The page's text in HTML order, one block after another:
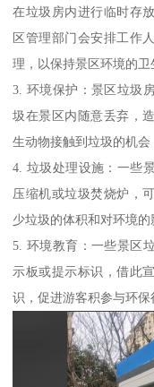
在垃圾房内进行临时存
区管理部门会安排工作
理，以保持景区环境的卫
3. 环境保护：景区垃圾
圾在景区内随意丢弃，
生动物接触到垃圾的机会
4. 垃圾处理设施：一些
压缩机或垃圾焚烧炉，
少垃圾的体积和对环境的
5. 环境教育：一些景区
示板或提示标识，借此
识，促进游客积参与环保